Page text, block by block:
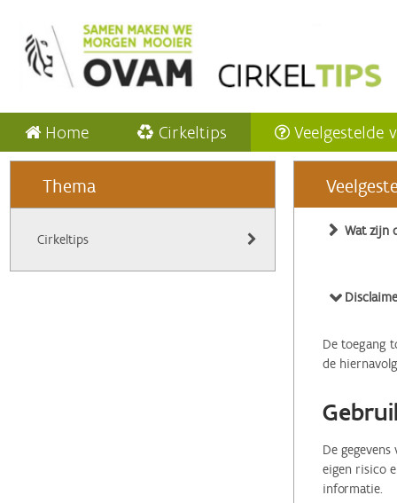
Home Cirkeltips Veelgestelde
Thema
Cirkeltips
Wat zijn
De toegang
de
De
eigen risico
informatie.